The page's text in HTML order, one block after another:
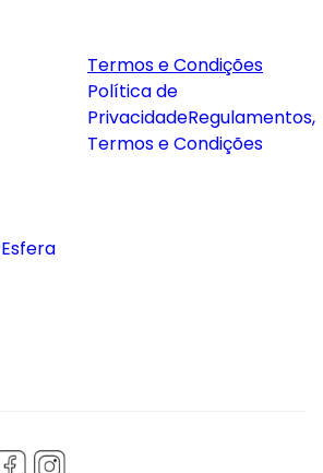
Termos e Condições
Política de
PrivacidadeRegulamentos,
Termos e Condições
Esfera